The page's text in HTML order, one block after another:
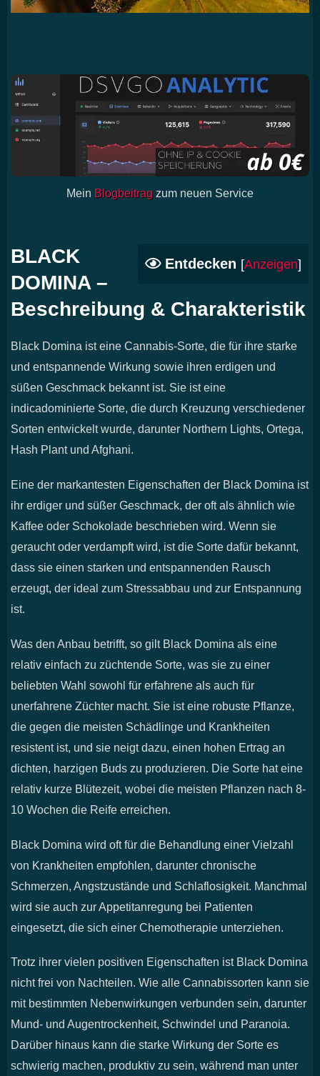
Mein Blogbeitrag zum neuen Service
Entdecken [Anzeigen]
BLACK
DOMINA –
Beschreibung & Charakteristik
Black Domina ist eine Cannabis-Sorte, die für ihre starke
und entspannende Wirkung sowie ihren erdigen und
süßen Geschmack bekannt ist. Sie ist eine
indicadominierte Sorte, die durch Kreuzung verschiedener
Sorten entwickelt wurde, darunter Northern Lights, Ortega,
Hash Plant und Afghani.
Eine der markantesten Eigenschaften der Black Domina ist
ihr erdiger und süßer Geschmack, der oft als ähnlich wie
Kaffee oder Schokolade beschrieben wird. Wenn sie
geraucht oder verdampft wird, ist die Sorte dafür bekannt,
dass sie einen starken und entspannenden Rausch
erzeugt, der ideal zum Stressabbau und zur Entspannung
ist.
Was den Anbau betrifft, so gilt Black Domina als eine
relativ einfach zu züchtende Sorte, was sie zu einer
beliebten Wahl sowohl für erfahrene als auch für
unerfahrene Züchter macht. Sie ist eine robuste Pflanze,
die gegen die meisten Schädlinge und Krankheiten
resistent ist, und sie neigt dazu, einen hohen Ertrag an
dichten, harzigen Buds zu produzieren. Die Sorte hat eine
relativ kurze Blütezeit, wobei die meisten Pflanzen nach 8-
10 Wochen die Reife erreichen.
Black Domina wird oft für die Behandlung einer Vielzahl
von Krankheiten empfohlen, darunter chronische
Schmerzen, Angstzustände und Schlaflosigkeit. Manchmal
wird sie auch zur Appetitanregung bei Patienten
eingesetzt, die sich einer Chemotherapie unterziehen.
Trotz ihrer vielen positiven Eigenschaften ist Black Domina
nicht frei von Nachteilen. Wie alle Cannabissorten kann sie
mit bestimmten Nebenwirkungen verbunden sein, darunter
Mund- und Augentrockenheit, Schwindel und Paranoia.
Darüber hinaus kann die starke Wirkung der Sorte es
schwierig machen, produktiv zu sein, während man unter